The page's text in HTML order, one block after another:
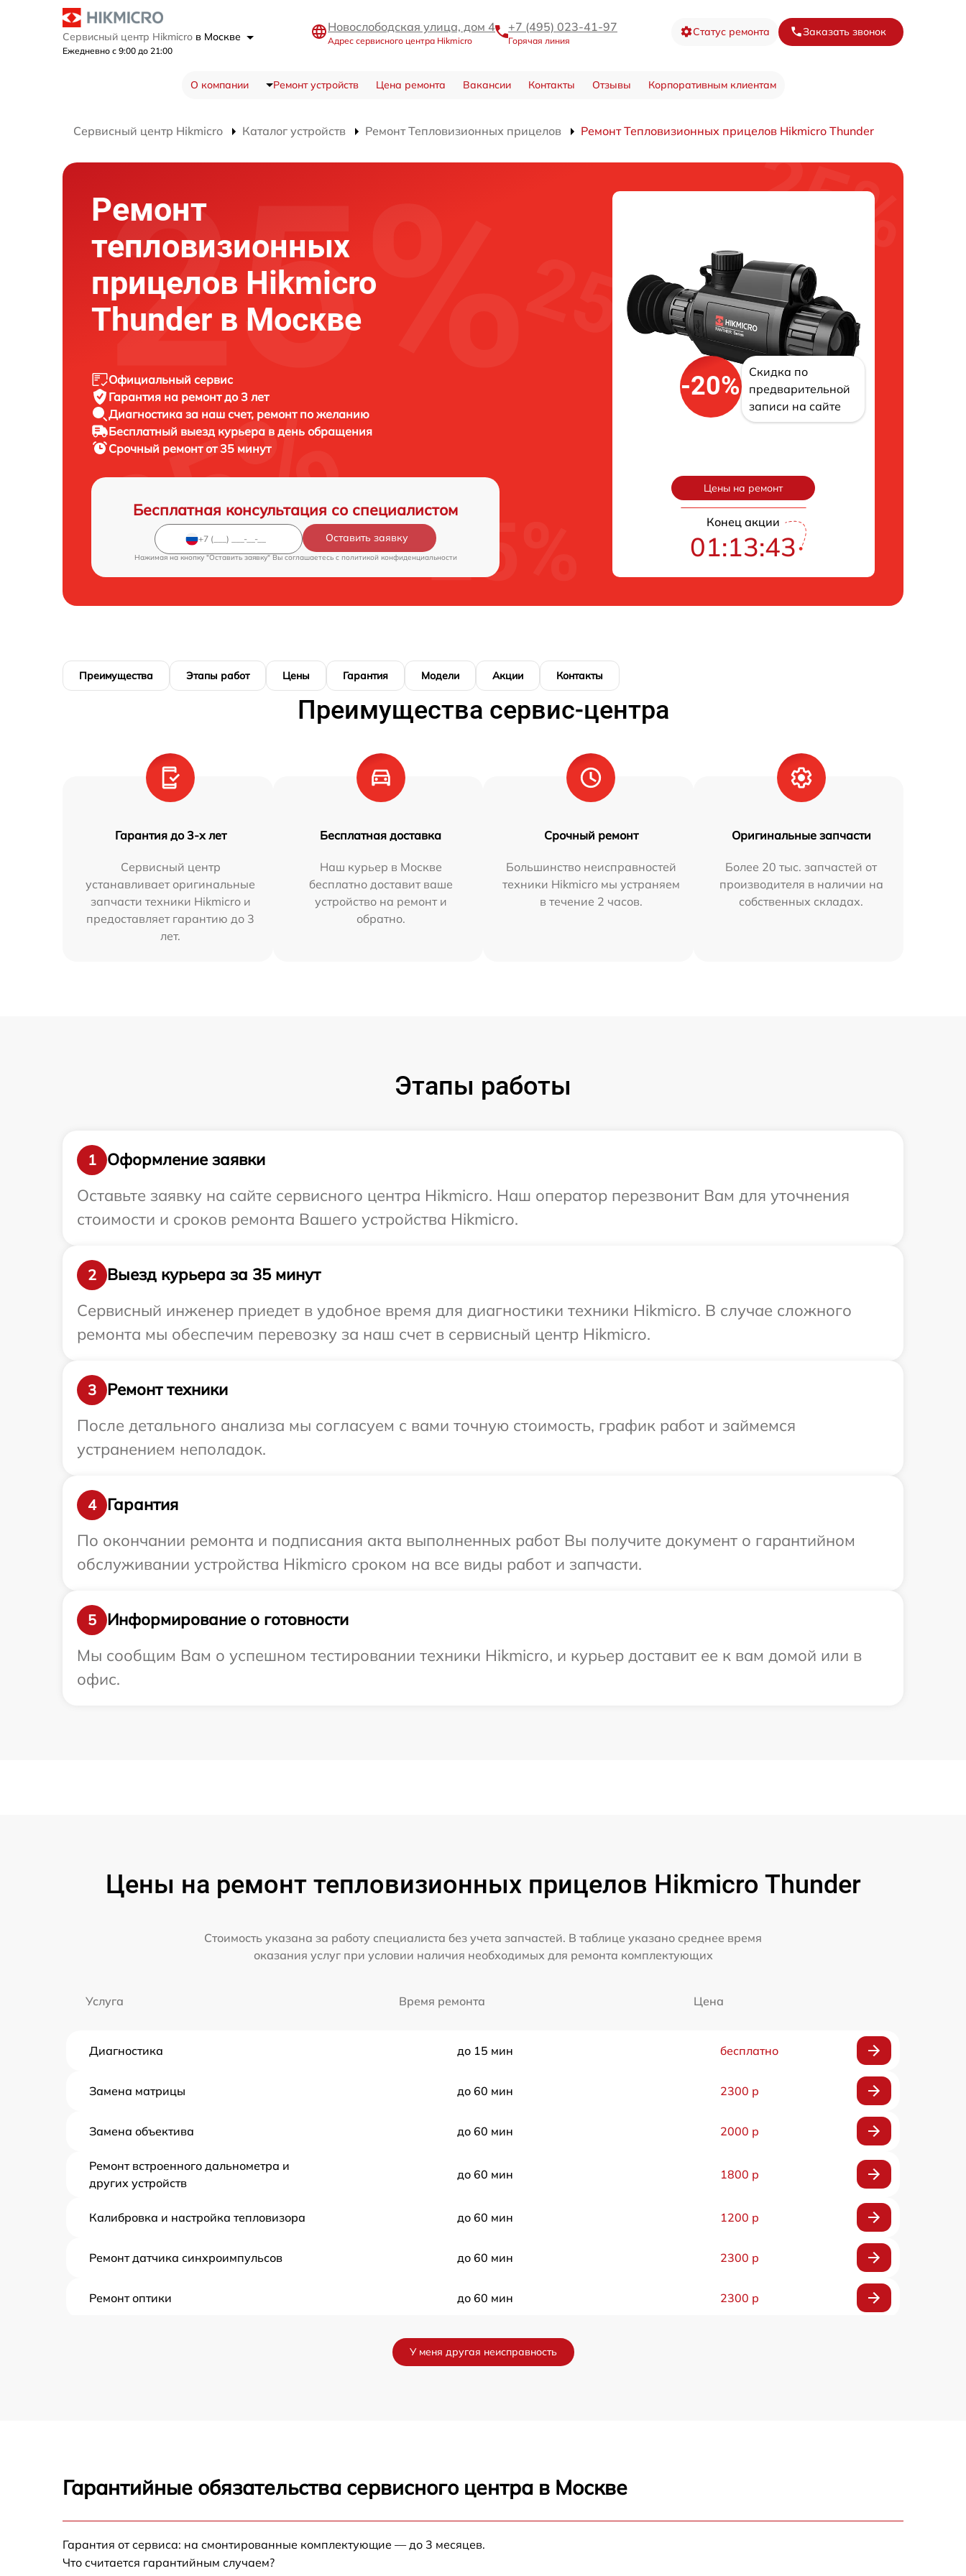
Сервисный центр Hikmicro в Москве
Ежедневно с 9:00 до 21:00
Новослободская улица, дом 4
Адрес сервисного центра Hikmicro
+7 (495) 023-41-97
Горячая линия
Статус ремонта Заказать звонок
О компании Ремонт устройств Цена ремонта Вакансии Контакты Отзывы Корпоративным клиентам
Сервисный центр Hikmicro Каталог устройств Ремонт Тепловизионных прицелов Ремонт Тепловизионных прицелов Hikmicro Thunder
Ремонт
тепловизионных
прицелов Hikmicro
Thunder в Москве
Официальный сервис
Гарантия на ремонт до 3 лет
Диагностика за наш счет, ремонт по желанию
Бесплатный выезд курьера в день обращения
Срочный ремонт от 35 минут
Бесплатная консультация со специалистом
Оставить заявку
Нажимая на кнопку "Оставить заявку" Вы соглашаетесь c политикой конфиденциальности
-20%
Скидка по
предварительной
записи на сайте
Цены на ремонт
Конец акции
01:13:42
Преимущества Этапы работ Цены Гарантия Модели Акции Контакты
Преимущества сервис-центра
Гарантия до 3-х лет
Сервисный центр
устанавливает оригинальные
запчасти техники Hikmicro и
предоставляет гарантию до 3
лет.
Бесплатная доставка
Наш курьер в Москве
бесплатно доставит ваше
устройство на ремонт и
обратно.
Срочный ремонт
Большинство неисправностей
техники Hikmicro мы устраняем
в течение 2 часов.
Оригинальные запчасти
Более 20 тыс. запчастей от
производителя в наличии на
собственных складах.
Этапы работы
1
Оформление заявки
Оставьте заявку на сайте сервисного центра Hikmicro. Наш оператор перезвонит Вам для уточнения
стоимости и сроков ремонта Вашего устройства Hikmicro.
2
Выезд курьера за 35 минут
Сервисный инженер приедет в удобное время для диагностики техники Hikmicro. В случае сложного
ремонта мы обеспечим перевозку за наш счет в сервисный центр Hikmicro.
3
Ремонт техники
После детального анализа мы согласуем с вами точную стоимость, график работ и займемся
устранением неполадок.
4
Гарантия
По окончании ремонта и подписания акта выполненных работ Вы получите документ о гарантийном
обслуживании устройства Hikmicro сроком на все виды работ и запчасти.
5
Информирование о готовности
Мы сообщим Вам о успешном тестировании техники Hikmicro, и курьер доставит ее к вам домой или в
офис.
Цены на ремонт тепловизионных прицелов Hikmicro Thunder
Стоимость указана за работу специалиста без учета запчастей. В таблице указано среднее время
оказания услуг при условии наличия необходимых для ремонта комплектующих
Услуга Время ремонта Цена
Диагностика до 15 мин бесплатно
Замена матрицы до 60 мин 2300 р
Замена объектива до 60 мин 2000 р
Ремонт встроенного дальнометра и
других устройств
до 60 мин 1800 р
Калибровка и настройка тепловизора до 60 мин 1200 р
Ремонт датчика синхроимпульсов до 60 мин 2300 р
Ремонт оптики до 60 мин 2300 р
до 60 мин
Замена микросхемы усилителя до 60 мин
Замена микросхемы логики до 60 мин
У меня другая неисправность
Гарантийные обязательства сервисного центра в Москве
Гарантия от сервиса: на смонтированные комплектующие — до 3 месяцев.
Что считается гарантийным случаем?